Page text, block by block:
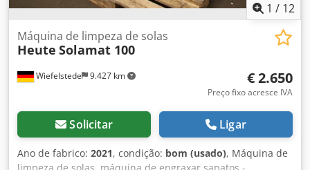
1 / 12
Wiefelstede 9.427 km
Máquina de limpeza de solas
Heute Solamat 100
€ 2.650
Preço fixo acresce IVA
Solicitar Ligar
Ano de fabrico: 2021, condição: bom (usado), Máquina de